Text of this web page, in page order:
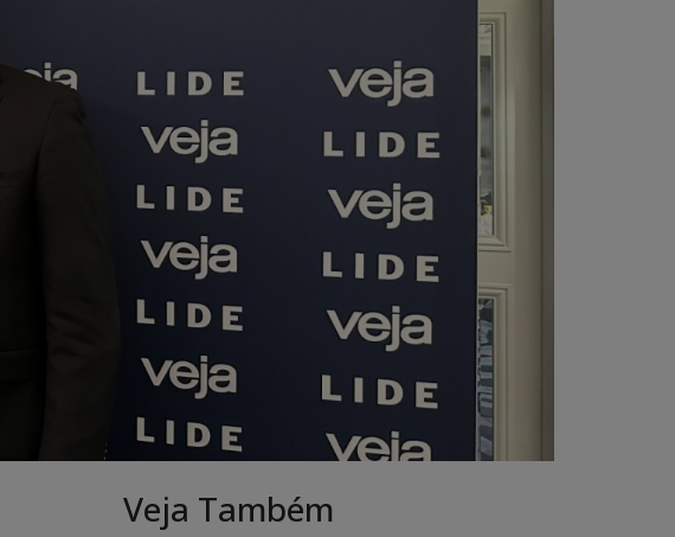
Veja Também